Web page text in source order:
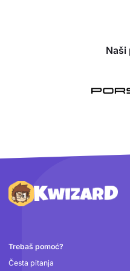
Naši
Podnožje
Trebaš pomoć?
Česta pitanja